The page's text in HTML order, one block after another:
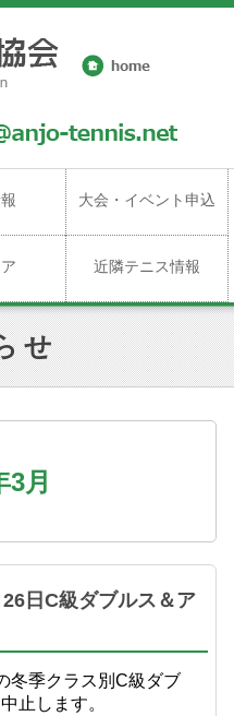
大会・イベント申込
近隣テニス情報
せ
3月
26日C級ダブルス＆ア
冬季クラス別C級ダブ
止します。